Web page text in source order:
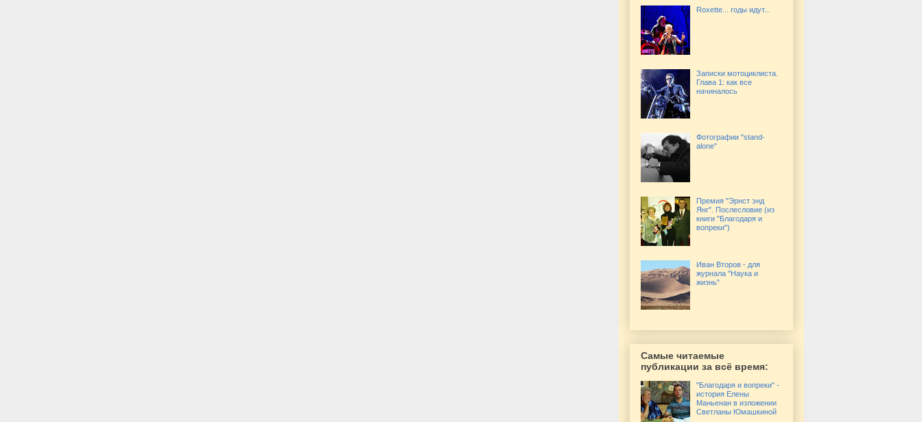
Roxette... годы идут...
Записки мотоциклиста.
Глава 1: как все
начиналось
Фотографии "stand-
alone"
Премия "Эрнст энд
Янг". Послесловие (из
книги "Благодаря и
вопреки")
Иван Второв - для
журнала "Наука и
жизнь"
Самые читаемые
публикации за всё время:
"Благодаря и вопреки" -
история Елены
Маньенан в изложении
Светланы Юмашкиной